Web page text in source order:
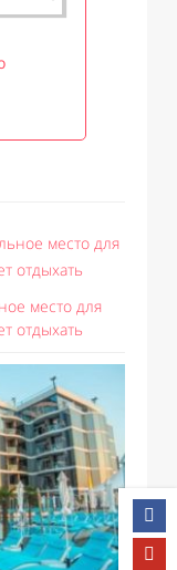
место для
отдыхать